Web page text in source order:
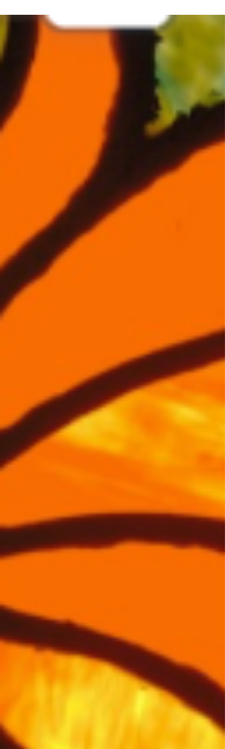
reflétant pour toi le calme. Tout le matériel
est fourni! Où et quand : Vendredi 22 août
14 h à 15 h 30 à la Bibliothèque de
Collingwood Mercredi 27 août de 10 h 30 à
h à la Bibliothèque de Wasaga Beach Cette
activité gratuite s'adresse aux filles et aux